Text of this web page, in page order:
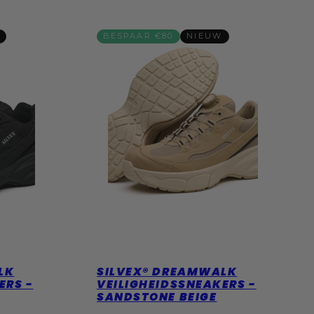
-
BESPAAR €80 NIEUW
SILVEX® DREAMWALK
VEILIGHEIDSSNEAKERS -
SANDSTONE BEIGE